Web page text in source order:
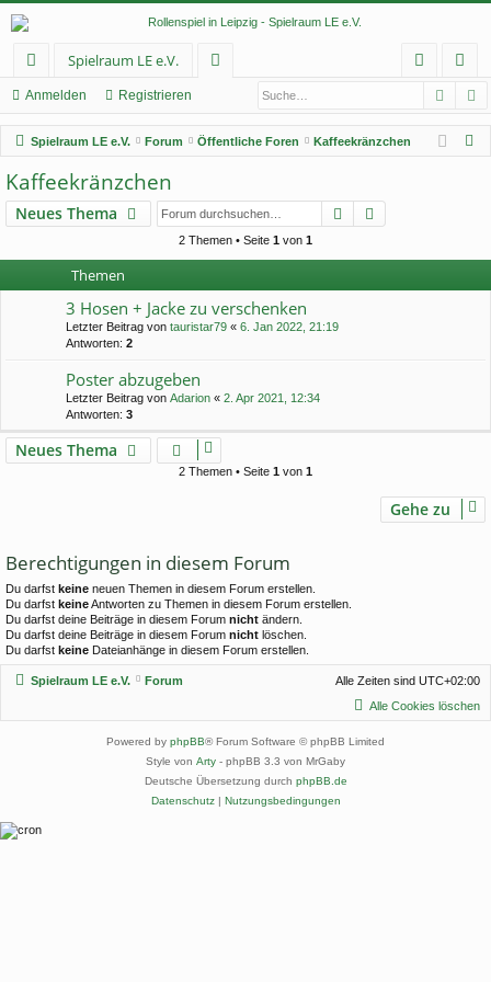
ch
ne
llz
ug
rif
f
Spielraum LE e.V.
en
m
el
ist
rie
Anmelden Registrieren
Spielraum LE e.V. Forum Öffentliche Foren Kaffeekränzchen
Kaffeekränzchen
Neues Thema Suche
2 Themen • Seite 1 von 1
Themen
3 Hosen + Jacke zu verschenken
Letzter Beitrag von tauristar79 « 6. Jan 2022, 21:19
Antworten: 2
Poster abzugeben
Letzter Beitrag von Adarion « 2. Apr 2021, 12:34
Antworten: 3
Neues Thema
2 Themen • Seite 1 von 1
Gehe zu
Berechtigungen in diesem Forum
Du darfst keine neuen Themen in diesem Forum erstellen.
Du darfst keineAntworten zu Themen in diesem Forum erstellen.
Du darfst deine Beiträge in diesem Forum nicht ändern.
Du darfst deine Beiträge in diesem Forum nicht löschen.
Du darfst keine Dateianhänge in diesem Forum erstellen.
Spielraum LE e.V. Forum Alle Zeiten sind UTC+02:00
Alle Cookies löschen
Powered by phpBB® Forum Software © phpBB Limited
Style von Arty - phpBB 3.3 von MrGaby
Deutsche Übersetzung durch phpBB.de
Datenschutz| Nutzungsbedingungen